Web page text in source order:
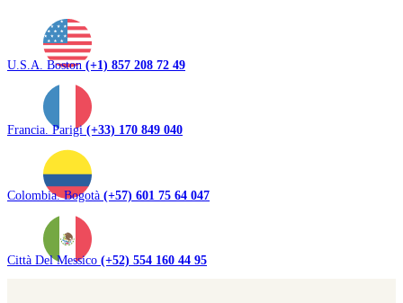
U.S.A. Boston(+1) 857 208 72 49
Francia. Parigi(+33) 170 849 040
Colombia. Bogotà (+57) 601 75 64 047
Città Del Messico (+52) 554 160 44 95